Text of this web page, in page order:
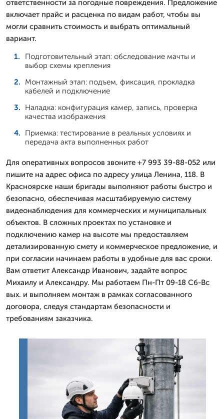
ответственности за погодные повреждения. Предложение
включает прайс и расценка по видам работ, чтобы вы
могли сравнить стоимость и выбрать оптимальный
вариант.
Подготовительный этап: обследование мачты и
выбор схемы крепления
Монтажный этап: подъем, фиксация, прокладка
кабелей и подключение
Наладка: конфигурация камер, запись, проверка
качества изображения
Приемка: тестирование в реальных условиях и
передача акта выполненных работ
Для оперативных вопросов звоните +7 993 39-88-052 или
пишите на адрес офиса по адресу улица Ленина, 118. В
Красноярске наши бригады выполняют работы быстро и
безопасно, обеспечивая масштабируемую систему
видеонаблюдения для коммерческих и муниципальных
объектов. В сложных проектах по установке и
подключению камер на высоте мы предоставляем
детализированную смету и коммерческое предложение, и
при согласии начинаем работы в удобные для вас сроки.
Вам ответит Александр Иванович, задайте вопрос
Михаилу и Александру. Мы работаем Пн-Пт 09-18 Сб-Вс
вых. и выполняем монтаж в рамках согласованного
договора, следуя стандартам безопасности и
требованиям заказчика.